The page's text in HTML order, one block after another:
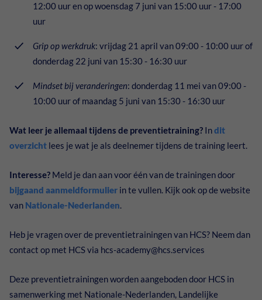
12:00 uur en op woensdag 7 juni van 15:00 uur - 17:00
uur
Grip op werkdruk: vrijdag 21 april van 09:00 - 10:00 uur of
donderdag 22 juni van 15:30 - 16:30 uur
Mindset bij veranderingen: donderdag 11 mei van 09:00 -
10:00 uur of maandag 5 juni van 15:30 - 16:30 uur
Wat leer je allemaal tijdens de preventietraining? Indit
overzicht lees je wat je als deelnemer tijdens de training leert.
Interesse? Meld je dan aan voor één van de trainingen door
bijgaand aanmeldformulier in te vullen. Kijk ook op de website
van Nationale-Nederlanden.
Heb je vragen over de preventietrainingen van HCS? Neem dan
contact op met HCS via hcs-academy@hcs.services
Deze preventietrainingen worden aangeboden door HCS in
samenwerking met Nationale-Nederlanden, Landelijke